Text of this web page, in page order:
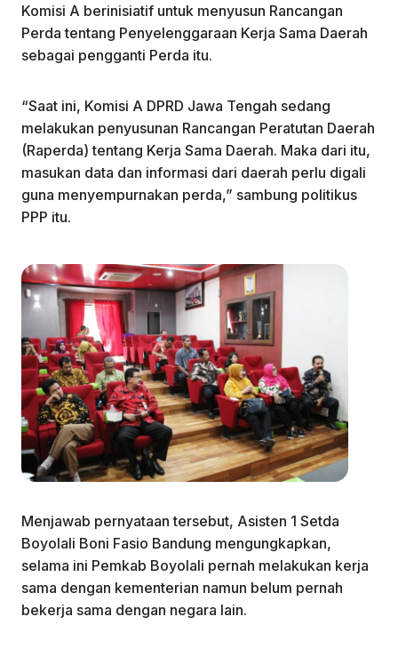
Komisi A berinisiatif untuk menyusun Rancangan
Perda tentang Penyelenggaraan Kerja Sama Daerah
sebagai pengganti Perda itu.
“Saat ini, Komisi A DPRD Jawa Tengah sedang
melakukan penyusunan Rancangan Peratutan Daerah
(Raperda) tentang Kerja Sama Daerah. Maka dari itu,
masukan data dan informasi dari daerah perlu digali
guna menyempurnakan perda,” sambung politikus
PPP itu.
Menjawab pernyataan tersebut, Asisten 1 Setda
Boyolali Boni Fasio Bandung mengungkapkan,
selama ini Pemkab Boyolali pernah melakukan kerja
sama dengan kementerian namun belum pernah
bekerja sama dengan negara lain.